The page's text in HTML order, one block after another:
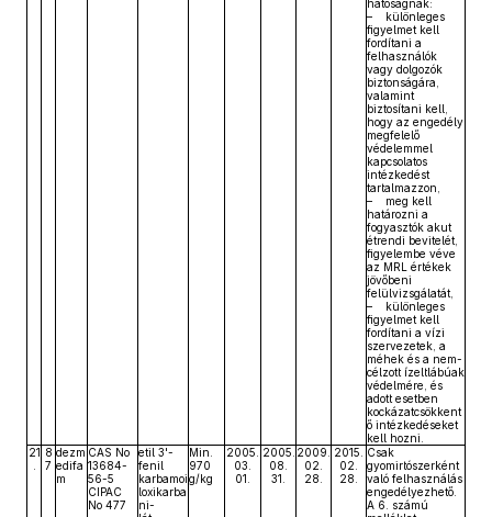
hatóságnak:
– különleges
figyelmet kell
fordítani a
felhasználók
vagy dolgozók
biztonságára,
valamint
biztosítani kell,
hogy az engedély
megfelelő
védelemmel
kapcsolatos
intézkedést
tartalmazzon,
– meg kell
határozni a
fogyasztók akut
étrendi bevitelét,
figyelembe véve
az MRL értékek
jövőbeni
felülvizsgálatát,
– különleges
figyelmet kell
fordítani a vízi
szervezetek, a
méhek és a nem-
célzott ízeltlábúak
védelmére, és
adott esetben
kockázatcsökkent
ő intézkedéseket
kell hozni.
21 8
7
dezm
edifa
m
CAS No
13684-
56-5
CIPAC
No 477
etil 3'-
fenil
karbamoi
loxikarba
ni-
Min.
970
g/kg
2005.
03.
01.
2005.
08.
31.
2009.
02.
28.
2015.
02.
28.
Csak
gyomirtószerként
való felhasználás
engedélyezhető.
A 6. számú